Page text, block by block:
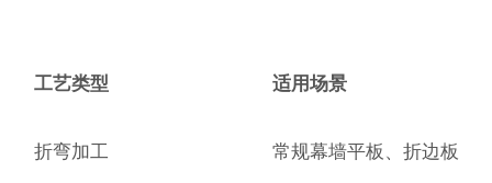
工艺类型 适用场景
折弯加工 常规幕墙平板、折边板